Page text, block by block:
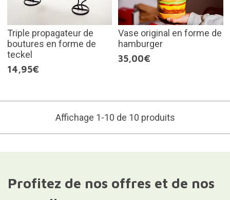
Triple propagateur de
boutures en forme de
teckel
14,95€
Vase original en forme de
hamburger
35,00€
Affichage 1-10 de 10 produits
Profitez de nos offres et de nos